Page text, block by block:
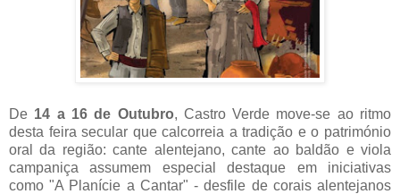
De 14 a 16 de Outubro, Castro Verde move-se ao ritmo
desta feira secular que calcorreia a tradição e o património
oral da região: cante alentejano, cante ao baldão e viola
campaniça assumem especial destaque em iniciativas
como "A Planície a Cantar" - desfile de corais alentejanos